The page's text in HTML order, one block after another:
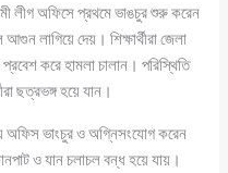
লীগ অফিসে প্রথমে ভাঙচুর শুরু করেন
লাগিয়ে দেয়। শিক্ষার্থীরা জেলা
করে হামলা চালান। পরিস্থিতি
ছত্রভঙ্গ হয়ে যান।
অফিস ভাংচুর ও অগ্নিসংযোগ করেন
ও যান চলাচল বন্ধ হয়ে যায়।